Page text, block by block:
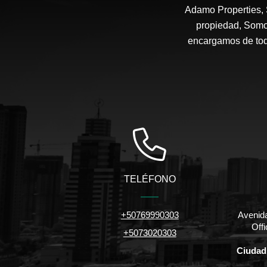
Adamo Properties,
propiedad,
encargamos de
TELÉFONO
+50769990303
+5073020303